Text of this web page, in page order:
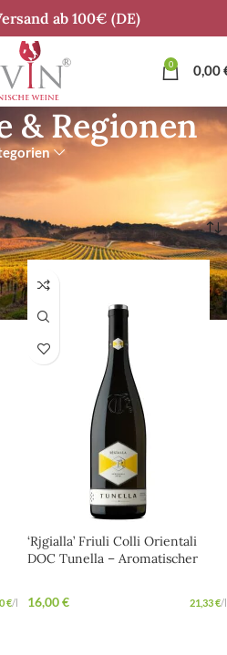
ab 100€ (DE)
0 0,00
& Regionen
angezeigt
€/l
‘Rjgialla’ Friuli Colli Orientali
DOC Tunella – Aromatischer
16,00€ 21,33€/l